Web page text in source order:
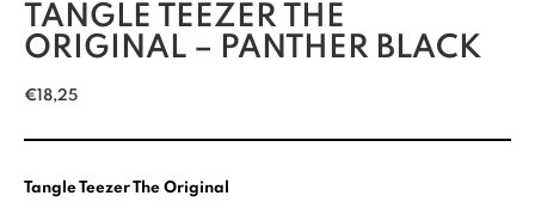
TANGLE TEEZER THE
ORIGINAL – PANTHER BLACK
€18,25
Tangle Teezer The Original